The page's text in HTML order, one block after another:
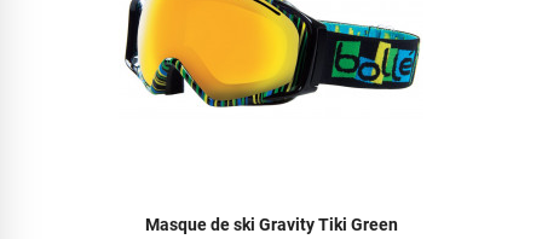
Masque de ski Gravity Tiki Green